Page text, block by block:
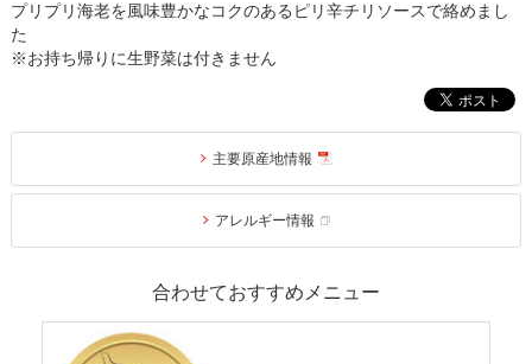
プリプリ海老を風味豊かなコクのあるピリ辛チリソースで絡めまし
た
※お持ち帰りに生野菜は付きません
主要原産地情報
アレルギー情報
合わせておすすめメニュー